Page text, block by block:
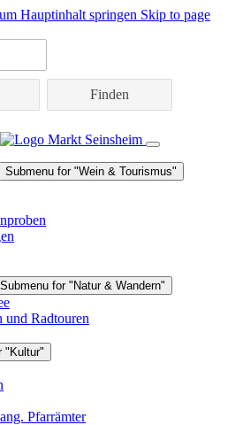
Hauptinhalt springen Skip to page
Submenu for "Wein & Tourismus"
Submenu for "Natur & Wandern"
und Radtouren
"Kultur"
Pfarrämter